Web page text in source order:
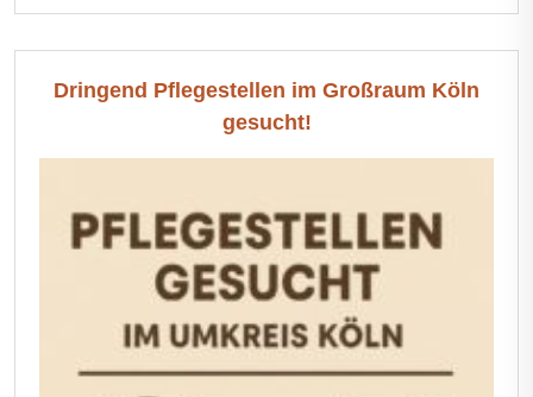
Dringend Pflegestellen im Großraum Köln
gesucht!